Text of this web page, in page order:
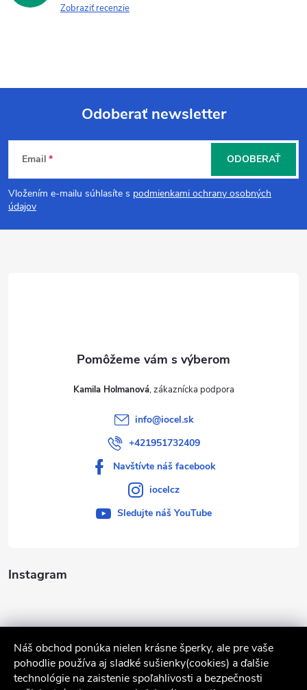
Náš obchod ponúka nielen krásne šperky, ale pre vaše
pohodlie používa aj sladké sušienky(cookies) a ďalšie
technológie na zaistenie spoľahlivosti a bezpečnosti
Zobraziť recenzie
Z
á
p
Odoberať newsletter
Email
Vložením e-mailu súhlasíte s podmienkami ochrany osobných
údajov
ODOBERAŤ
Instagram
Kamila Holmanová
info@iocel.sk
+421951732409
Navštívte náš facebook
iocelcz
Sledujte náš YouTube